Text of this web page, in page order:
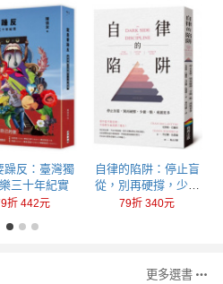
躁反：臺灣獨
三十年紀實
折 442元
自律的陷阱：停止盲
從，別再硬撐，少做
一點，成就更多
79折 340元
更多選書